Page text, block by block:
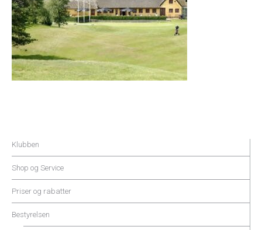
Klubben
Shop og Service
Priser og rabatter
Bestyrelsen